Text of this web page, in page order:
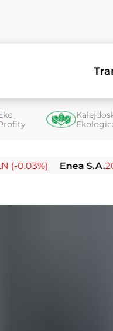
Enea S.A.20.42 PLN